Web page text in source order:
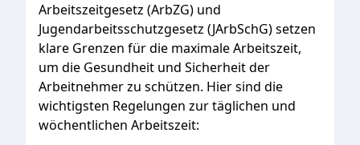
Arbeitszeitgesetz (ArbZG) und
Jugendarbeitsschutzgesetz (JArbSchG) setzen
klare Grenzen für die maximale Arbeitszeit,
um die Gesundheit und Sicherheit der
Arbeitnehmer zu schützen. Hier sind die
wichtigsten Regelungen zur täglichen und
wöchentlichen Arbeitszeit: